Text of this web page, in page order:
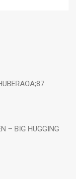
– BIG HUGGING